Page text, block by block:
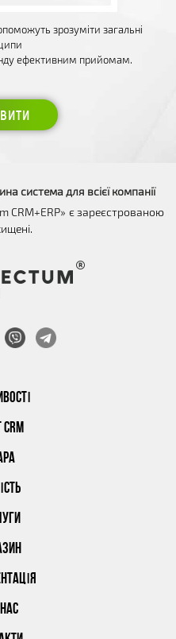
зрозуміти загальні
ефективним прийомам.
CRM
система для всієї компанії
CRM+ERP» є зареєстрованою